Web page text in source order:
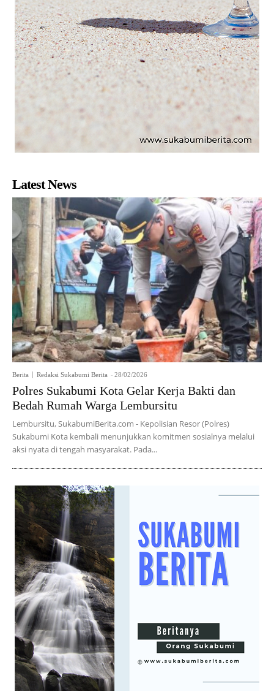
Latest News
Berita Redaksi Sukabumi Berita - 28/02/2026
Polres Sukabumi Kota Gelar Kerja Bakti dan
Bedah Rumah Warga Lembursitu
Lembursitu, SukabumiBerita.com - Kepolisian Resor (Polres)
Sukabumi Kota kembali menunjukkan komitmen sosialnya melalui
aksi nyata di tengah masyarakat. Pada...